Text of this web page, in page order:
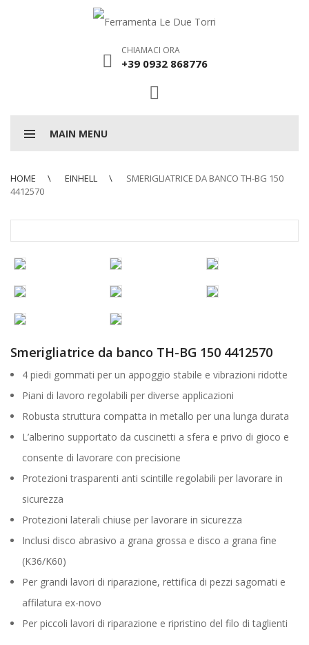
CHIAMACI ORA
+39 0932 868776
MAIN MENU
HOME EINHELL
SMERIGLIATRICE DA BANCO TH-BG 150
4412570
Smerigliatrice da banco TH-BG 150 4412570
4 piedi gommati per un appoggio stabile e vibrazioni ridotte
Piani di lavoro regolabili per diverse applicazioni
Robusta struttura compatta in metallo per una lunga durata
L’alberino supportato da cuscinetti a sfera e privo di gioco e
consente di lavorare con precisione
Protezioni trasparenti anti scintille regolabili per lavorare in
sicurezza
Protezioni laterali chiuse per lavorare in sicurezza
Inclusi disco abrasivo a grana grossa e disco a grana fine
(K36/K60)
Per grandi lavori di riparazione, rettifica di pezzi sagomati e
affilatura ex-novo
Per piccoli lavori di riparazione e ripristino del filo di taglienti